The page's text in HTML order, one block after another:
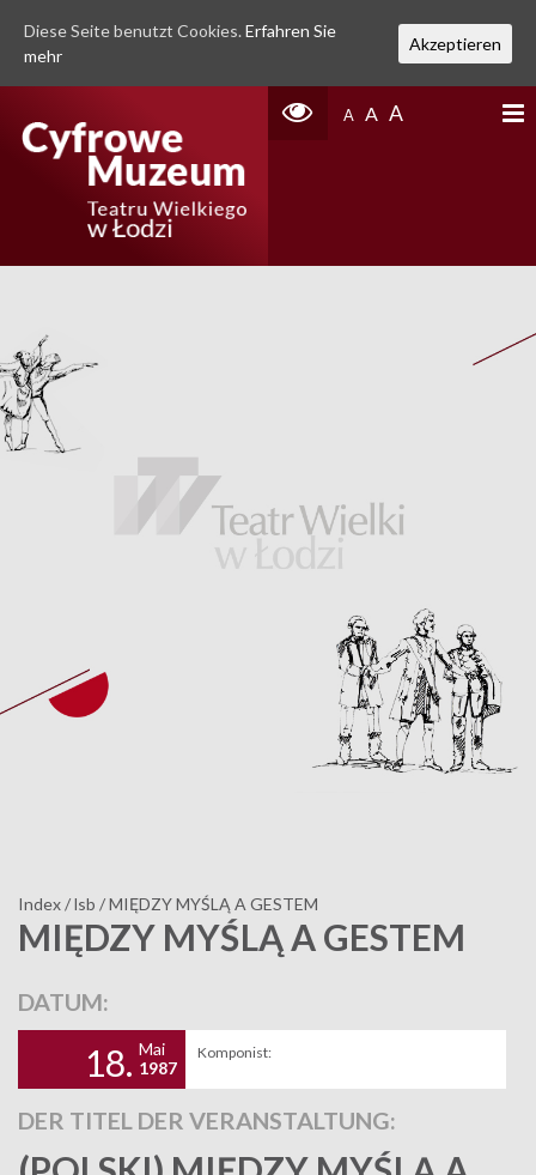
A A A
Index/lsb /MIĘDZY MYŚLĄ A GESTEM
MIĘDZY MYŚLĄ A GESTEM
DATUM:
18. Mai
1987
Komponist:
DER TITEL DER VERANSTALTUNG:
Diese Seite benutzt Cookies. Erfahren Sie
mehr
Akzeptieren